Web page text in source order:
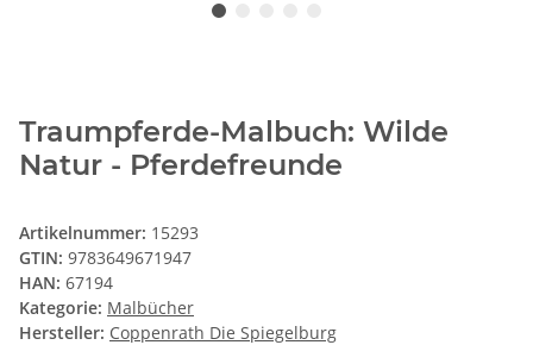
Traumpferde-Malbuch: Wilde
Natur - Pferdefreunde
Artikelnummer: 15293
GTIN: 9783649671947
HAN: 67194
Kategorie: Malbücher
Hersteller: Coppenrath Die Spiegelburg